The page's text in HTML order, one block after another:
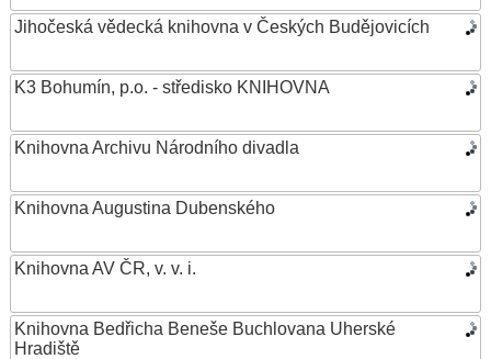
Jihočeská vědecká knihovna v Českých Budějovicích
K3 Bohumín, p.o. - středisko KNIHOVNA
Knihovna Archivu Národního divadla
Knihovna Augustina Dubenského
Knihovna AV ČR, v. v. i.
Knihovna Bedřicha Beneše Buchlovana Uherské
Hradiště